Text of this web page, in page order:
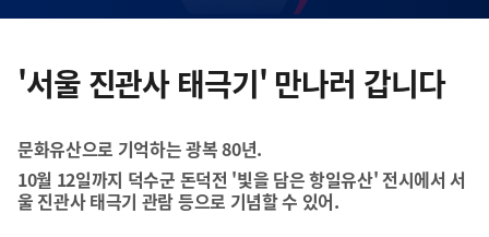
텐
영
역
'서울 진관사 태극기' 만나러 갑니다
문화유산으로 기억하는 광복 80년.
10월 12일까지 덕수군 돈덕전 '빛을 담은 항일유산' 전시에서 서
울 진관사 태극기 관람 등으로 기념할 수 있어.